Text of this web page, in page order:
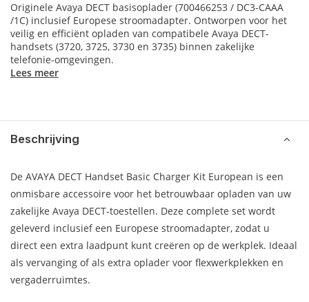
Originele Avaya DECT basisoplader (700466253 / DC3-CAAA
/1C) inclusief Europese stroomadapter. Ontworpen voor het
veilig en efficiënt opladen van compatibele Avaya DECT-
handsets (3720, 3725, 3730 en 3735) binnen zakelijke
telefonie-omgevingen.
Lees meer
Beschrijving
De AVAYA DECT Handset Basic Charger Kit European is een
onmisbare accessoire voor het betrouwbaar opladen van uw
zakelijke Avaya DECT-toestellen. Deze complete set wordt
geleverd inclusief een Europese stroomadapter, zodat u
direct een extra laadpunt kunt creëren op de werkplek. Ideaal
als vervanging of als extra oplader voor flexwerkplekken en
vergaderruimtes.